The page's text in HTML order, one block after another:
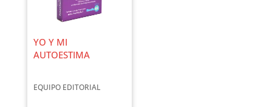
YO Y MI
AUTOESTIMA
EQUIPO EDITORIAL